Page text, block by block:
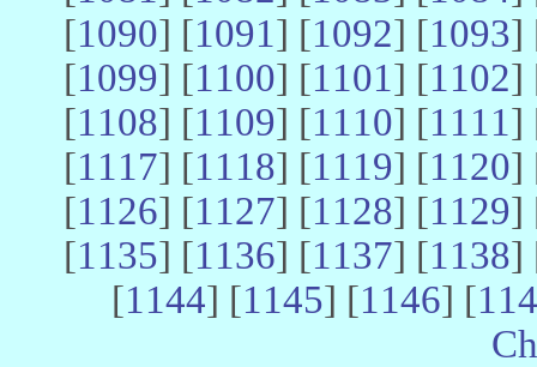
[1090] [1091] [1092] [1093]
[1099] [1100] [1101] [1102]
[1108] [1109] [1110] [1111]
[1117] [1118] [1119] [1120]
[1126] [1127] [1128] [1129]
[1135] [1136] [1137] [1138]
[1144] [1145] [1146] [